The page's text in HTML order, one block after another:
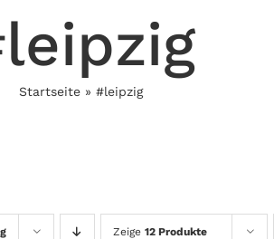
Startseite» #leipzig
Zeige 12 Produkte